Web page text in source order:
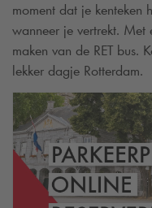
moment dat je kenteken
wanneer je vertrekt. Met
maken van de RET bus.
lekker dagje Rotterdam.